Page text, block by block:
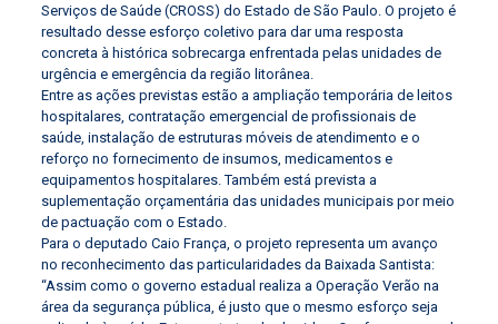
Serviços de Saúde (CROSS) do Estado de São Paulo. O projeto é
resultado desse esforço coletivo para dar uma resposta
concreta à histórica sobrecarga enfrentada pelas unidades de
urgência e emergência da região litorânea.
Entre as ações previstas estão a ampliação temporária de leitos
hospitalares, contratação emergencial de profissionais de
saúde, instalação de estruturas móveis de atendimento e o
reforço no fornecimento de insumos, medicamentos e
equipamentos hospitalares. Também está prevista a
suplementação orçamentária das unidades municipais por meio
de pactuação com o Estado.
Para o deputado Caio França, o projeto representa um avanço
no reconhecimento das particularidades da Baixada Santista:
“Assim como o governo estadual realiza a Operação Verão na
área da segurança pública, é justo que o mesmo esforço seja